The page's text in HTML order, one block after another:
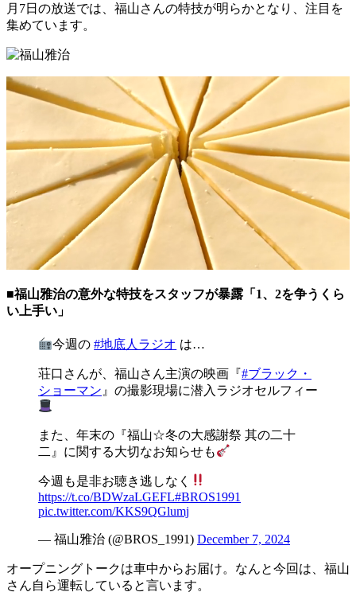
月7日の放送では、福山さんの特技が明らかとなり、注目を
集めています。
■福山雅治の意外な特技をスタッフが暴露「1、2を争うくら
い上手い」
今週の#地底人ラジオ は…
荘口さんが、福山さん主演の映画『#ブラック・
ショーマン 』の撮影現場に潜入ラジオセルフィー
また、年末の『福山☆冬の大感謝祭 其の二十
二』に関する大切なお知らせも
今週も是非お聴き逃しなく
https://t.co/BDWzaLGEFL#BROS1991
pic.twitter.com/KKS9QGlumj
— 福山雅治 (@BROS_1991) December 7, 2024
オープニングトークは車中からお届け。なんと今回は、福山
さん自ら運転していると言います。